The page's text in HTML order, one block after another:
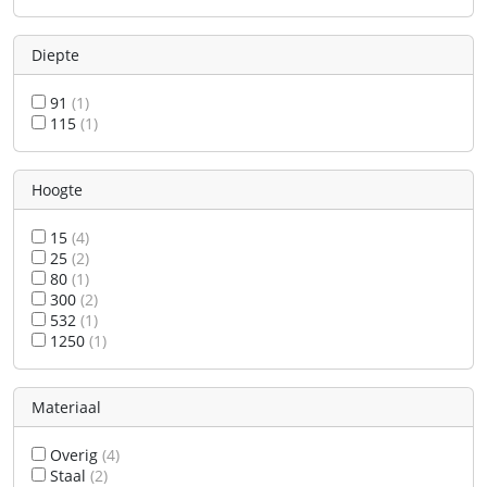
Diepte
91 (1)
115 (1)
Hoogte
15 (4)
25 (2)
80 (1)
300 (2)
532 (1)
1250 (1)
Materiaal
Overig (4)
Staal (2)